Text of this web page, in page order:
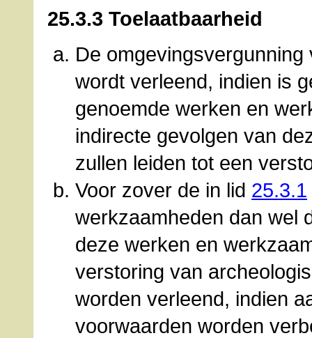
25.3.3 Toelaatbaarheid
De
wordt verleend, indien is
genoemde werken en
indirecte gevolgen van
zullen leiden tot een
Voor zover de in lid 25.3.1
werkzaamheden dan wel
deze werken en
verstoring van
worden verleend, indien
voorwaarden worden